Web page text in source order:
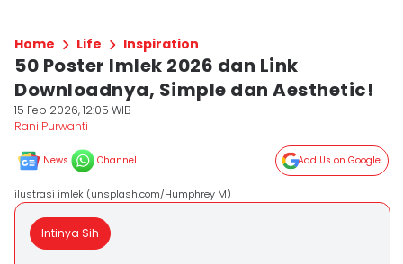
Home Life Inspiration
50 Poster Imlek 2026 dan Link
Downloadnya, Simple dan Aesthetic!
15 Feb 2026, 12:05 WIB
Rani Purwanti
News Channel Add Us on Google
ilustrasi imlek (unsplash.com/Humphrey M)
Intinya Sih